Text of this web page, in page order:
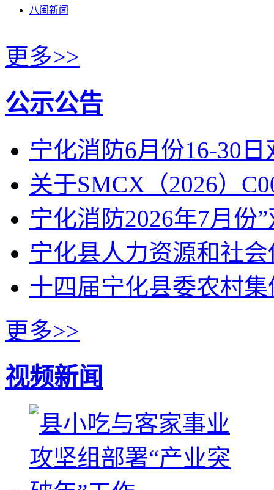
八闽新闻
更多>>
公示公告
宁化消防6月份16-30
关于SMCX（2026）
宁化消防2026年7月份
宁化县人力资源和社
十四届宁化县委农村
更多>>
视频新闻